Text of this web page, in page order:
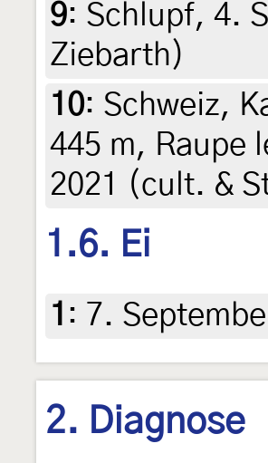
9: Schlupf, 4.
Ziebarth)
10: Schweiz,
445 m, Raupe
2021 (cult. &
1.6. Ei
1 : 7.
2. Diagnose